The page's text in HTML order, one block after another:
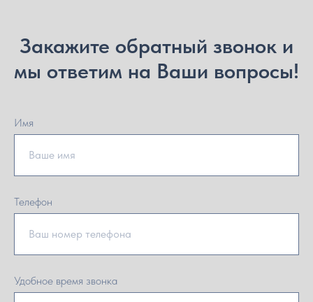
Закажите обратный звонок и
мы ответим на Ваши вопросы!
Имя
Телефон
Удобное время звонка